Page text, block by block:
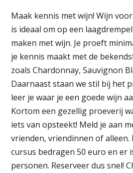
Maak kennis met wijn! Wijn
is ideaal om op een
maken met wijn. Je proeft
je kennis maakt met de
zoals Chardonnay, Sauvignon
Daarnaast staan we stil bij het
leer je waar je een goede wijn
Kortom een gezellig proeverij
iets van opsteekt! Meld je aan
vrienden, vriendinnen of alleen.
cursus bedragen 50 euro en er
personen. Reserveer dus snel!